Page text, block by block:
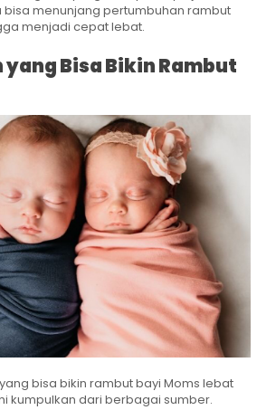
bisa menunjang pertumbuhan rambut
menjadi cepat lebat.
yang Bisa Bikin Rambut
bisa bikin rambut bayi Moms lebat
kumpulkan dari berbagai sumber.